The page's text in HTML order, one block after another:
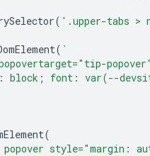
( '.upper-tabs >
( `
block; font: var(--
(
style="margin: